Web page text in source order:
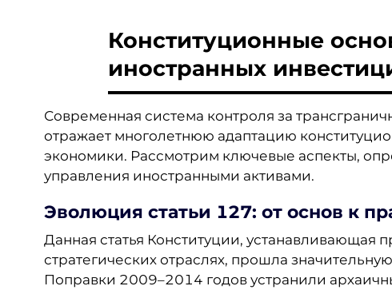
Конституционные
иностранных
Современная система контроля за
отражает многолетнюю адаптацию
экономики. Рассмотрим ключевые аспекты,
управления иностранными активами.
Эволюция статьи 127: от основ к
Данная статья Конституции, устанавливающая
стратегических отраслях, прошла
Поправки 2009–2014 годов устранили